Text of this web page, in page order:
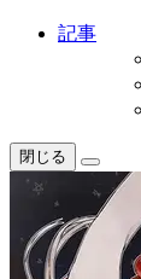
記事
閉じる